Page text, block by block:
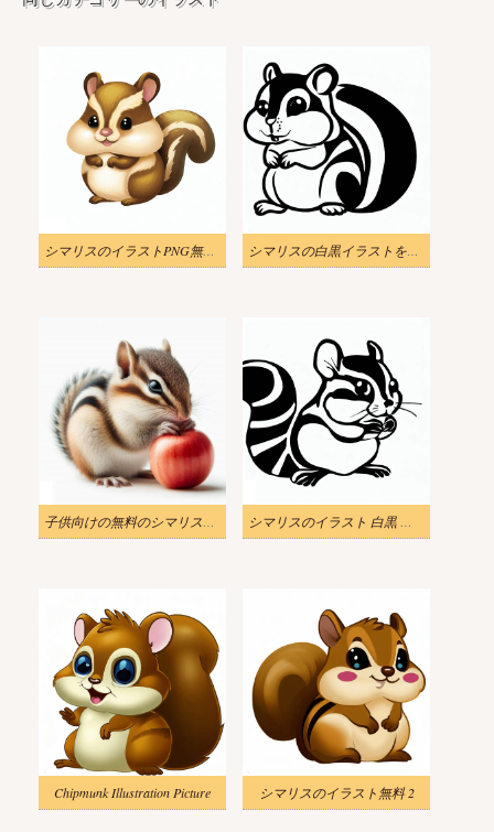
シマリスのイラストPNG無料 2 シマリスの白黒イラストをダウンロード
子供向けの無料のシマリスのイラスト シマリスのイラスト 白黒 無料
Chipmunk Illustration Picture シマリスのイラスト無料 2